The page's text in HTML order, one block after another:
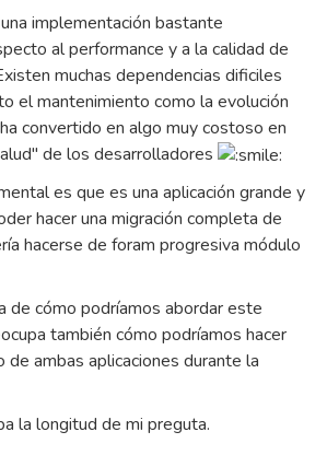
implementación bastante
al performance y a la calidad de
muchas dependencias dificiles
el mantenimiento como la evolución
convertido en algo muy costoso en
de los desarrolladores
es que es una aplicación grande y
hacer una migración completa de
hacerse de foram progresiva módulo
de cómo podríamos abordar este
también cómo podríamos hacer
de ambas aplicaciones durante la
la longitud de mi preguta.